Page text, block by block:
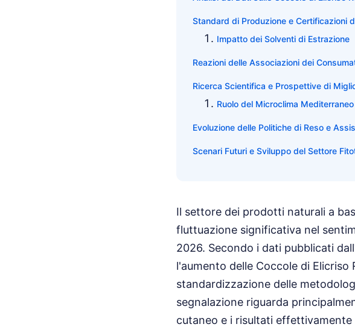
Standard di Produzione e Certificazioni
Impatto dei Solventi di Estrazione
Reazioni delle Associazioni dei
Ricerca Scientifica e Prospettive di
Ruolo del Microclima Mediterraneo
Evoluzione delle Politiche di Reso e
Scenari Futuri e Sviluppo del Settore
Il settore dei prodotti naturali a
fluttuazione significativa nel
2026. Secondo i dati pubblicati
l'aumento delle Coccole di
standardizzazione delle
segnalazione riguarda
cutaneo e i risultati